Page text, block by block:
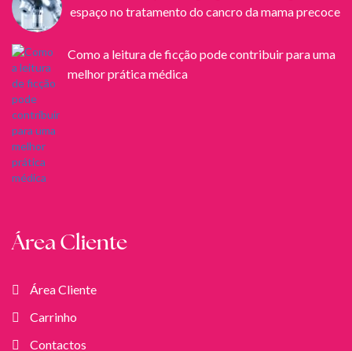
espaço no tratamento do cancro da mama precoce
Como a leitura de ficção pode contribuir para uma
melhor prática médica
Área Cliente
Área Cliente
Carrinho
Contactos